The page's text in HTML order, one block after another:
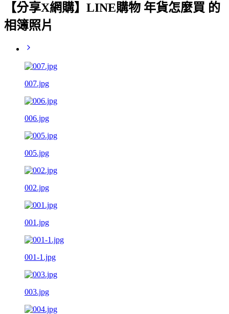
【分享X網購】LINE購物 年貨怎麼買 的
相簿照片
007.jpg
006.jpg
005.jpg
002.jpg
001.jpg
001-1.jpg
003.jpg